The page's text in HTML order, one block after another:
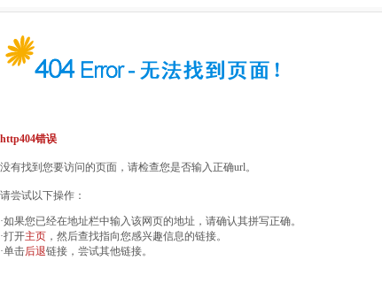
http404错误
没有找到您要访问的页面，请检查您是否输入正确url。
请尝试以下操作：
·如果您已经在地址栏中输入该网页的地址，请确认其拼写正确。
·打开主页 ，然后查找指向您感兴趣信息的链接。
·单击后退链接，尝试其他链接。